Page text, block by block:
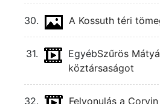
30. A Kossuth téri
31. EgyébSzűrös
köztársaságot
32.
Felvonulás a